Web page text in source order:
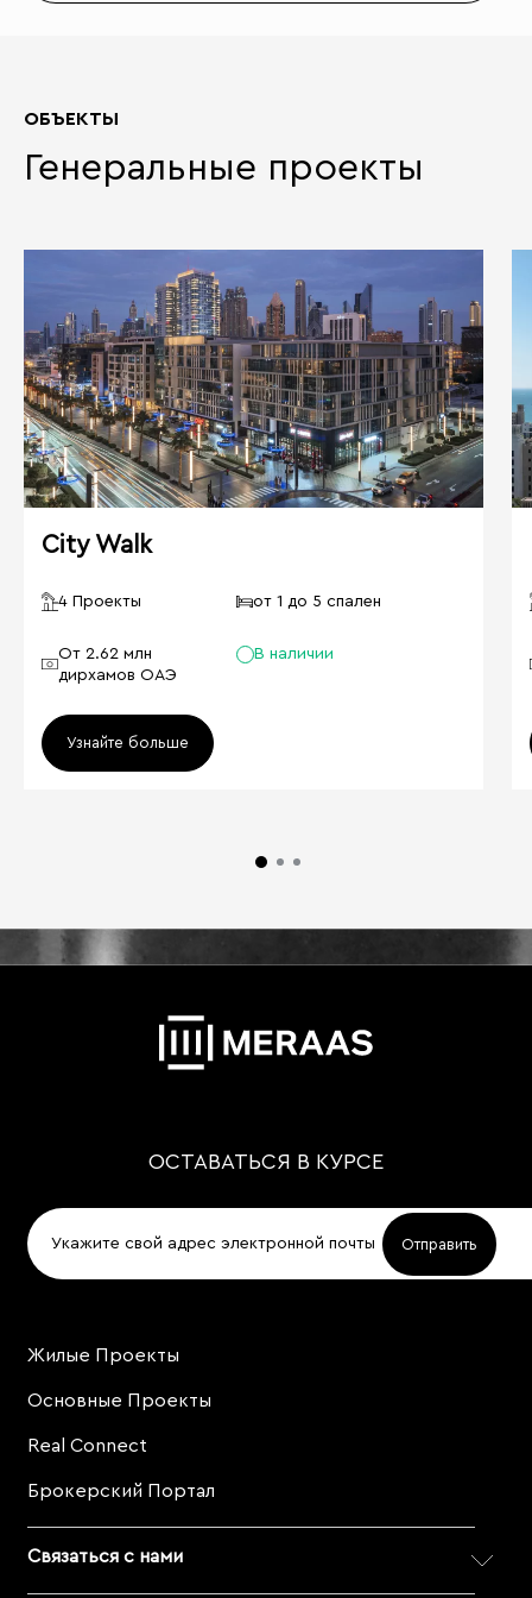
ОБЪЕКТЫ
Генеральные проекты
City Walk
4 Проекты от 1 до 5 спален
От 2.62 млн
дирхамов ОАЭ
В наличии
Узнайте больше
ОСТАВАТЬСЯ В КУРСЕ
Связаться с нами
Project
Footer
Жилые Проекты
Основные Проекты
Real Connect
Брокерский Портал